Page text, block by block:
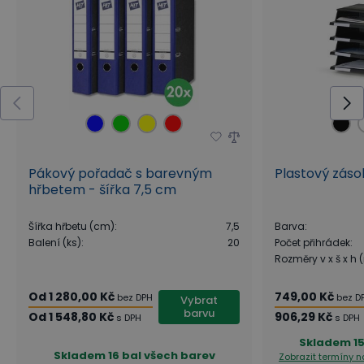
praktickou lístkovnici neboli niku, která Vám
efektivně v jedné polici vytvoří až 9 menších
poliček. Nika je vhodná pro papíry typu A4.
Řada kancelářského nábytku
PRIMO GRAY
Kolekce kancelářského nábytku PRIMO GRAY z
vlastní výroby B2B Partner přináší do pracovních
prostor spojení funkčnosti, moderního designu a
ergonomie. Kombinace šedé barvy s dekorem
dřeva, šedé či grafitové dodává prostorům
elegantní formálnost při zachování potřebného
pocitu útulnosti a hřejivosti.
Pákový pořadač s barevným
hřbetem - šířka 7,5 cm
Šířka hřbetu (cm):
7,5
Balení (ks): 20
Od1 280,00 Kč bez DPH
Od1 548,80 Kč s DPH
Vybrat
barvu
Skladem16 bal všech barev
Plastový
Barva:
Počet přihrádek:
Rozměry v x š x h
749,00 Kč bez
906,29 Kč s DPH
Skladem
Zobrazit termíny